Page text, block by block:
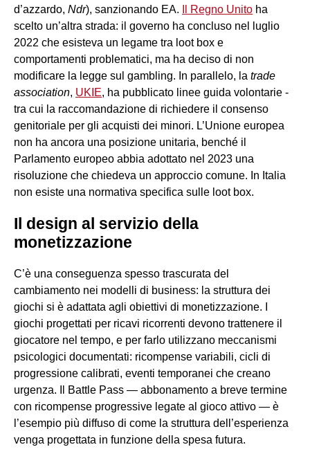
d’azzardo, Ndr), sanzionando EA. Il Regno Unito ha
scelto un’altra strada: il governo ha concluso nel luglio
2022 che esisteva un legame tra loot box e
comportamenti problematici, ma ha deciso di non
modificare la legge sul gambling. In parallelo, la trade
association, UKIE, ha pubblicato linee guida volontarie -
tra cui la raccomandazione di richiedere il consenso
genitoriale per gli acquisti dei minori. L’Unione europea
non ha ancora una posizione unitaria, benché il
Parlamento europeo abbia adottato nel 2023 una
risoluzione che chiedeva un approccio comune. In Italia
non esiste una normativa specifica sulle loot box.
Il design al servizio della
monetizzazione
C’è una conseguenza spesso trascurata del
cambiamento nei modelli di business: la struttura dei
giochi si è adattata agli obiettivi di monetizzazione. I
giochi progettati per ricavi ricorrenti devono trattenere il
giocatore nel tempo, e per farlo utilizzano meccanismi
psicologici documentati: ricompense variabili, cicli di
progressione calibrati, eventi temporanei che creano
urgenza. Il Battle Pass — abbonamento a breve termine
con ricompense progressive legate al gioco attivo — è
l’esempio più diffuso di come la struttura dell’esperienza
venga progettata in funzione della spesa futura.